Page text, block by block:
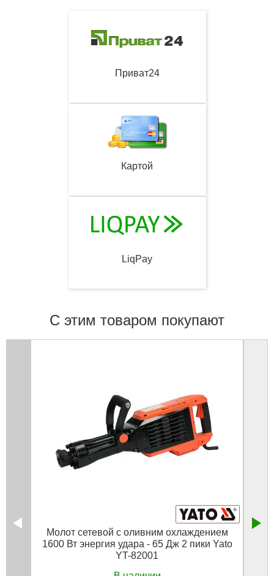
Приват24
Картой
LiqPay
С этим товаром покупают
Молот сетевой с оливним охлаждением
1600 Вт энергия удара - 65 Дж 2 пики Yato
YT-82001